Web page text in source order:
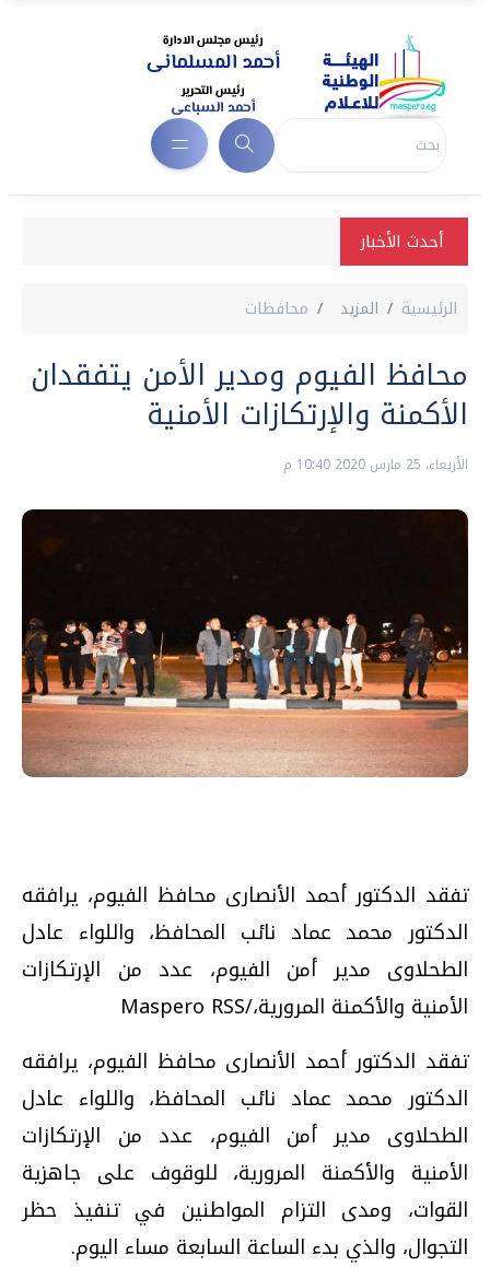
أحدث الأخبار
الرئيسية المزيد محافظات
محافظ الفيوم ومدير الأمن يتفقدان
الأكمنة والإرتكازات الأمنية
الأربعاء، 25 مارس 2020 10:40 م
تفقد الدكتور أحمد الأنصارى محافظ الفيوم، يرافقه
الدكتور محمد عماد نائب المحافظ، واللواء عادل
الطحلاوى مدير أمن الفيوم، عدد من الإرتكازات
الأمنية والأكمنة المرورية،/Maspero RSS
تفقد الدكتور أحمد الأنصارى محافظ الفيوم، يرافقه
الدكتور محمد عماد نائب المحافظ، واللواء عادل
الطحلاوى مدير أمن الفيوم، عدد من الإرتكازات
الأمنية والأكمنة المرورية، للوقوف على جاهزية
القوات، ومدى التزام المواطنين في تنفيذ حظر
التجوال، والذي بدء الساعة السابعة مساء اليوم.